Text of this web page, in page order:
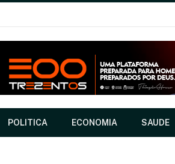
POLITICA ECONOMIA SAUDE